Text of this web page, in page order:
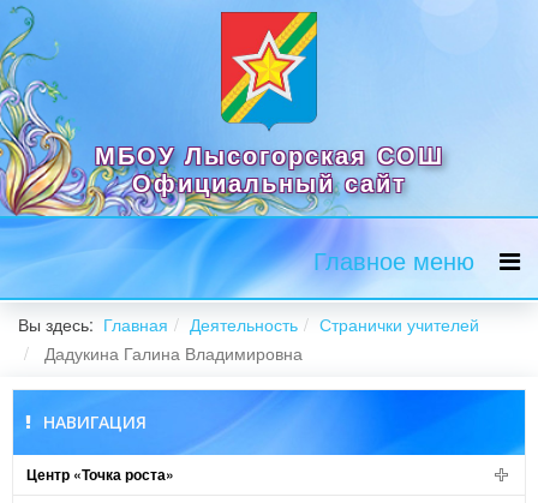
МБОУ Лысогорская СОШ
Официальный сайт
Главное меню
Вы здесь: Главная Деятельность
Странички учителей
Дадукина Галина Владимировна
НАВИГАЦИЯ
Центр «Точка роста»